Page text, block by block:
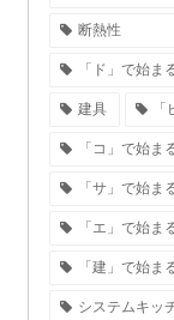
断熱性
「ド」で始ま
建具
「コ」で始ま
「サ」で始ま
「エ」で始ま
「建」で始ま
システムキッ